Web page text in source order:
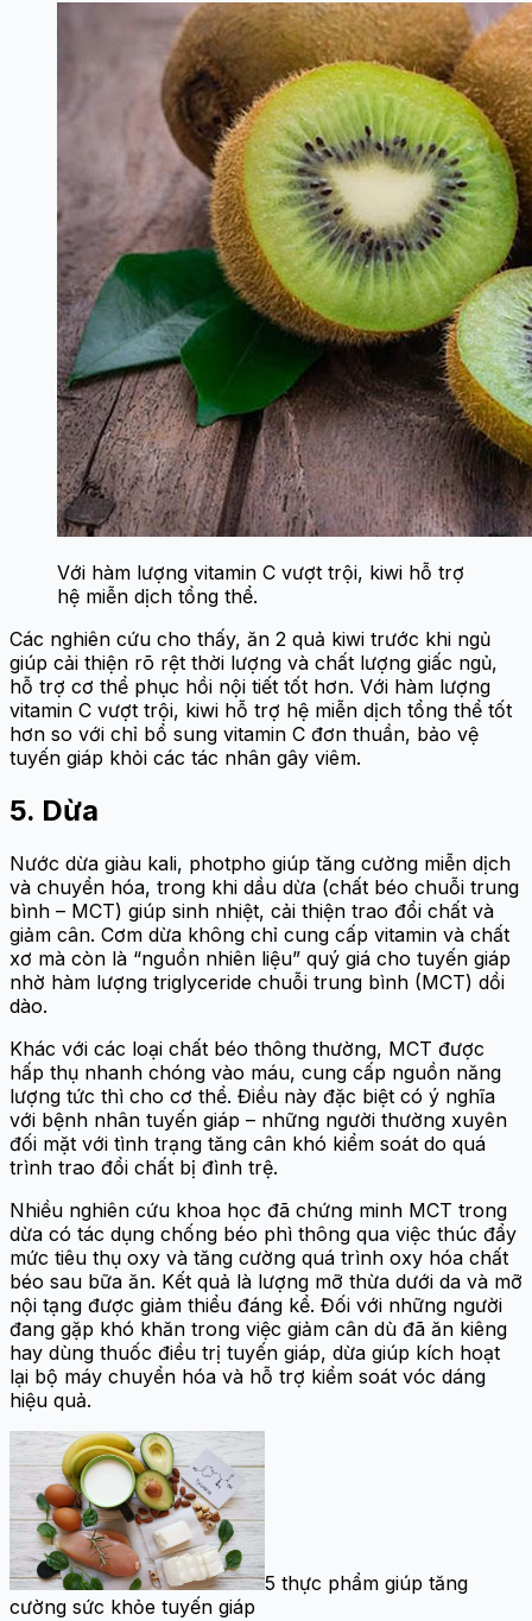
Với hàm lượng vitamin C vượt trội, kiwi hỗ trợ
hệ miễn dịch tổng thể.
Các nghiên cứu cho thấy, ăn 2 quả kiwi trước khi ngủ
giúp cải thiện rõ rệt thời lượng và chất lượng giấc ngủ,
hỗ trợ cơ thể phục hồi nội tiết tốt hơn. Với hàm lượng
vitamin C vượt trội, kiwi hỗ trợ hệ miễn dịch tổng thể tốt
hơn so với chỉ bổ sung vitamin C đơn thuần, bảo vệ
tuyến giáp khỏi các tác nhân gây viêm.
5. Dừa
Nước dừa giàu kali, photpho giúp tăng cường miễn dịch
và chuyển hóa, trong khi dầu dừa (chất béo chuỗi trung
bình – MCT) giúp sinh nhiệt, cải thiện trao đổi chất và
giảm cân. Cơm dừa không chỉ cung cấp vitamin và chất
xơ mà còn là “nguồn nhiên liệu” quý giá cho tuyến giáp
nhờ hàm lượng triglyceride chuỗi trung bình (MCT) dồi
dào.
Khác với các loại chất béo thông thường, MCT được
hấp thụ nhanh chóng vào máu, cung cấp nguồn năng
lượng tức thì cho cơ thể. Điều này đặc biệt có ý nghĩa
với bệnh nhân tuyến giáp – những người thường xuyên
đối mặt với tình trạng tăng cân khó kiểm soát do quá
trình trao đổi chất bị đình trệ.
Nhiều nghiên cứu khoa học đã chứng minh MCT trong
dừa có tác dụng chống béo phì thông qua việc thúc đẩy
mức tiêu thụ oxy và tăng cường quá trình oxy hóa chất
béo sau bữa ăn. Kết quả là lượng mỡ thừa dưới da và mỡ
nội tạng được giảm thiểu đáng kể. Đối với những người
đang gặp khó khăn trong việc giảm cân dù đã ăn kiêng
hay dùng thuốc điều trị tuyến giáp, dừa giúp kích hoạt
lại bộ máy chuyển hóa và hỗ trợ kiểm soát vóc dáng
hiệu quả.
5 thực phẩm giúp tăng
cường sức khỏe tuyến giáp